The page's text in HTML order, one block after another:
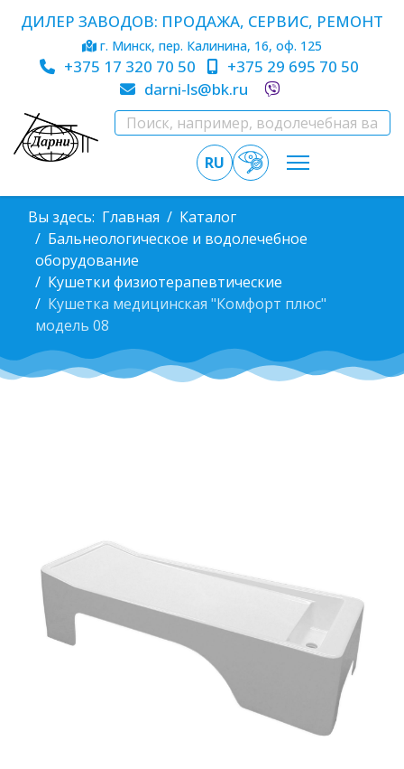
ДИЛЕР ЗАВОДОВ: ПРОДАЖА, СЕРВИС, РЕМОНТ
г. Минск, пер. Калинина, 16, оф. 125
+375 17 320 70 50
+375 29 695 70 50
darni-ls@bk.ru
RU
Вы здесь: Главная
Каталог
Бальнеологическое и водолечебное
оборудование
Кушетки физиотерапевтические
Кушетка медицинская "Комфорт плюс"
модель 08